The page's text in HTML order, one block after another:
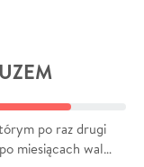
po raz drugi
miesiącach wal…